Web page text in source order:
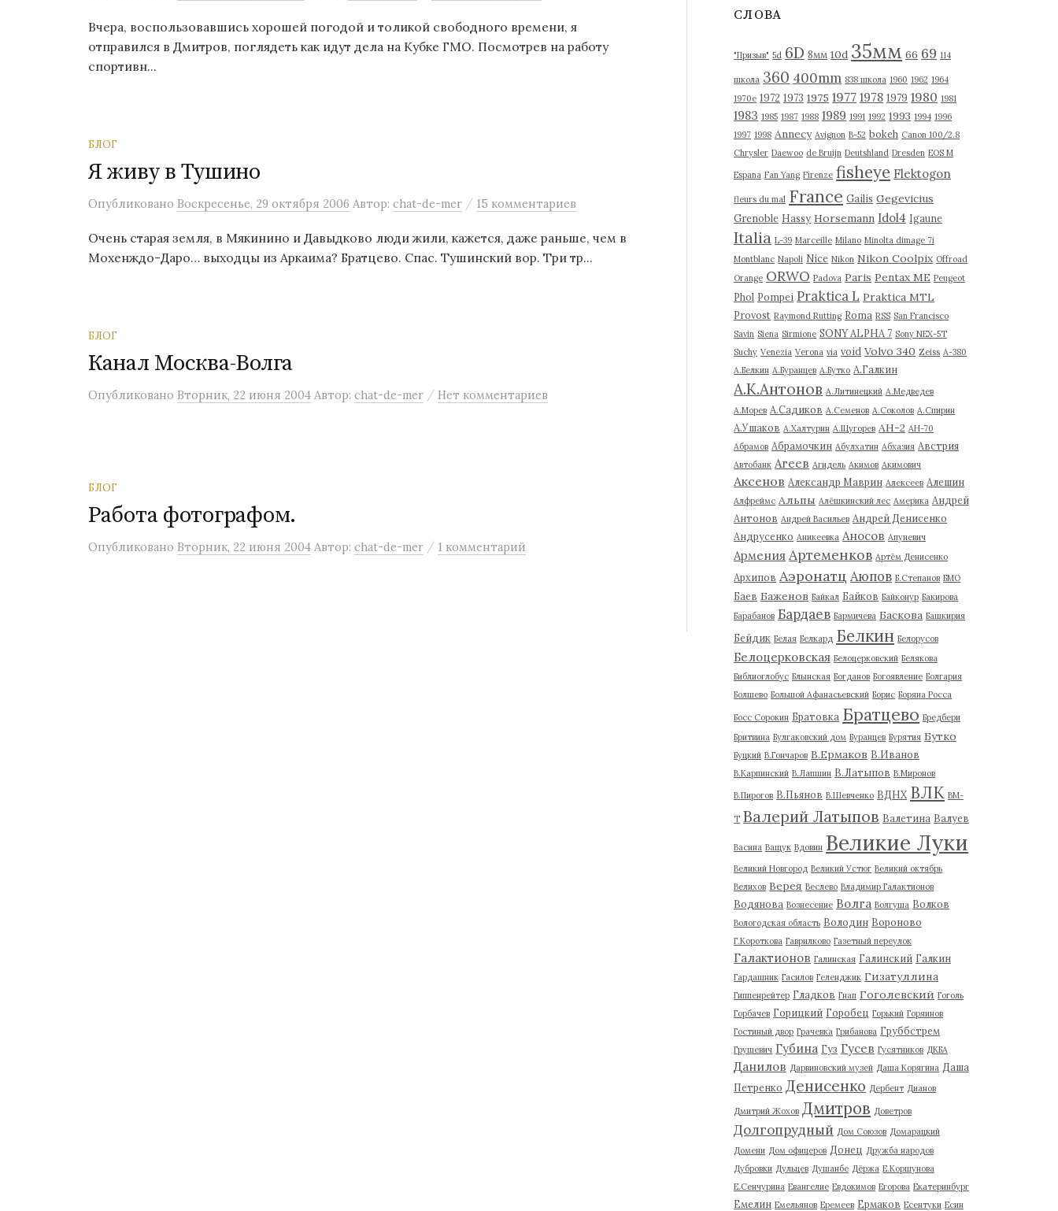
Вчера, воспользовавшись хорошей погодой и толикой свободного времени, я
отправился в Дмитров, поглядеть как идут дела на Кубке ГМО. Посмотрев на работу
спортивн...
БЛОГ
Я живу в Тушино
Опубликовано Воскресенье, 29 октября 2006 Автор: chat-de-mer / 15 комментариев
Очень старая земля, в Мякинино и Давыдково люди жили, кажется, даже раньше, чем в
Мохенждо-Даро… выходцы из Аркаима? Братцево. Спас. Тушинский вор. Три тр...
БЛОГ
Канал Москва-Волга
Опубликовано Вторник, 22 июня 2004 Автор: chat-de-mer / Нет комментариев
БЛОГ
Работа фотографом.
Опубликовано Вторник, 22 июня 2004 Автор: chat-de-mer / 1 комментарий
в
СЛОВА
"Призыв" 5d 6D 8мм 10d 35мм 66 69 114
школа 360 400mm 838 школа 1960 1962 1964
1970е 1972 1973 1975 1977 1978 1979 1980 1981
1983 1985 1987 1988 1989 1991 1992 1993 1994 1996
1997 1998 Annecy Avignon B-52 bokeh Canon 100/2.8
Chrysler Daewoo de Bruijn Deutshland Dresden EOS M
Espana Fan Yang Firenze fisheye Flektogon
fleurs du mal France Gailis Gegevicius
Grenoble Hassy Horsemann Idol4 Igaune
Italia L-39 Marceille Milano Minolta dimage 7i
Montblanc Napoli Nice Nikon Nikon Coolpix Offroad
Orange ORWO Padova Paris Pentax ME Peugeot
Phol Pompei Praktica L Praktica MTL
Provost Raymond Rutting Roma RSS San Francisco
Savin Siena Sirmione SONY ALPHA 7 Sony NEX-5T
Suchy Venezia Verona via void Volvo 340 Zeiss А-380
А.Белкин А.Буранцев А.Бутко А.Галкин
А.К.Антонов А.Литинецкий А.Медведев
А.Морев А.Садиков А.Семенов А.Соколов А.Спирин
А.Ушаков А.Халтурин А.Щугорев АН-2 АН-70
Абрамов Абрамочкин Абулхатин Абхазия Австрия
Автобанк Агеев Агидель Акимов Акимович
Аксенов Александр Маврин Алексеев Алешин
Алфреймс Альпы Алёшкинский лес Америка Андрей
Антонов Андрей Васильев Андрей Денисенко
Андрусенко Аникеевка Аносов Апуневич
Армения Артеменков Артём Денисенко
Архипов Аэронатц Аюпов Б.Степанов БМО
Баев Баженов Байкал Байков Байконур Бакирова
Барабанов Бардаев Бармичева Баскова Башкирия
Бейдик Белая Белкард Белкин Белорусов
Белоцерковская Белоцерковский Белякова
Библиоглобус Блынская Богданов Богоявление Болгария
Болшево Большой Афанасьевский Борис Боряна Росса
Босс Сорокин Братовка Братцево Бредбери
Бритвина Булгаковский дом Буранцев Бурятия Бутко
Буцкий В.Гончаров В.Ермаков В.Иванов
В.Карпинский В.Лапшин В.Латыпов В.Миронов
В.Пирогов В.Пьянов В.Шевченко ВДНХ ВЛК ВМ-
Т Валерий Латыпов Валетина Валуев
Васина Ващук Вдовин Великие Луки
Великий Новгород Великий Устюг Великий октябрь
Велихов Верея Веслево Владимир Галактионов
Водянова Вознесение Волга Волгуша Волков
Вологодская область Володин Вороново
Г.Короткова Гаврилково Газетный переулок
Галактионов Галинская Галинский Галкин
Гардашник Гасилов Геленджик Гизатуллина
Гиппенрейтер Гладков Гнап Гоголевский Гоголь
Горбачев Горицкий Горобец Горький Горяинов
Гостиный двор Грачевка Грибанова Груббстрем
Грушевич Губина Гуз Гусев Гусятников ДКБА
Данилов Дарвиновский музей Даша Корягина Даша
Петренко Денисенко Дербент Дианов
Дмитрий Жохов Дмитров Доветров
Долгопрудный Дом Союзов Домарацкий
Домени Дом офицеров Донец Дружба народов
Дубровки Дульцев Душанбе Дёржа Е.Коршунова
Е.Сенчурина Евангелие Евдокимов Егорова Екатеринбург
Емелин Емельянов Еремеев Ермаков Есентуки Есин